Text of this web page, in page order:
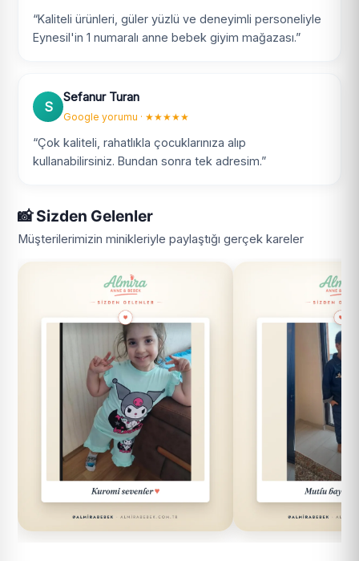
“Kaliteli ürünleri, güler yüzlü ve deneyimli personeliyle
Eynesil'in 1 numaralı anne bebek giyim mağazası.”
S
Sefanur Turan
Google yorumu · ★★★★★
“Çok kaliteli, rahatlıkla çocuklarınıza alıp
kullanabilirsiniz. Bundan sonra tek adresim.”
📸 Sizden Gelenler
Müşterilerimizin minikleriyle paylaştığı gerçek kareler